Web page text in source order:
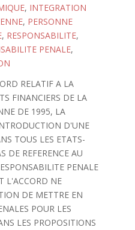
, INTEGRATION
, PERSONNE
, RESPONSABILITE,
PENALE,
RELATIF A LA
FINANCIERS DE LA
DE 1995, LA
D'UNE
TOUS LES ETATS-
DE REFERENCE AU
PENALE
L'ACCORD NE
DE METTRE EN
POUR LES
LES PROPOSITIONS